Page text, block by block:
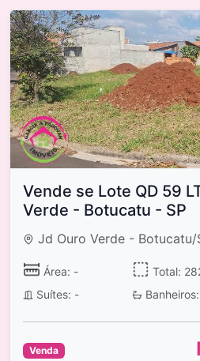
Vende se Lote QD 59
Verde - Botucatu - SP
Jd Ouro Verde - Botucatu/
Área: - Total:
Suítes: -
Venda